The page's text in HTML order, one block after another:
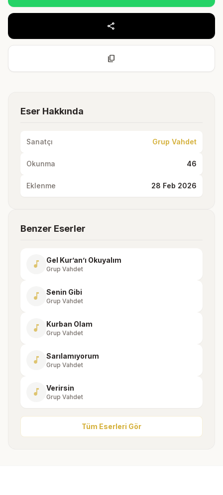
share
content_copy
Eser Hakkında
Sanatçı Grup Vahdet
Okunma 46
Eklenme 28 Feb 2026
Benzer Eserler
music_note Gel Kur’an’ı Okuyalım
Grup Vahdet
music_note Senin Gibi
Grup Vahdet
music_note Kurban Olam
Grup Vahdet
music_note Sarılamıyorum
Grup Vahdet
music_note Verirsin
Grup Vahdet
Tüm Eserleri Gör